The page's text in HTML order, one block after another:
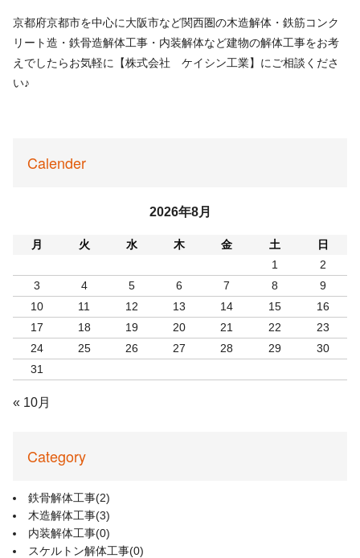
京都府京都市を中心に大阪市など関西圏の木造解体・鉄筋コンク
リート造・鉄骨造解体工事・内装解体など建物の解体工事をお考
えでしたらお気軽に【株式会社 ケイシン工業】にご相談くださ
い♪
Calender
2026年8月
月 火 水 木 金 土
日
1
2
3
4 5 6 7 8
9
10
11 12 13 14 15
16
17
18 19 20 21 22
23
24
25 26 27 28 29
30
31
« 10月
Category
鉄骨解体工事(2)
木造解体工事(3)
内装解体工事(0)
スケルトン解体工事(0)